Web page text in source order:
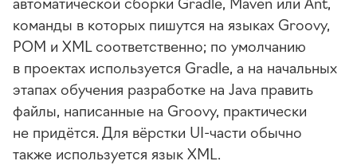
команды в которых пишутся на языках Groovy,
POM и XML соответственно; по умолчанию
в проектах используется Gradle, а на начальных
этапах обучения разработке на Java править
файлы, написанные на Groovy, практически
не придётся. Для вёрстки UI-части обычно
также используется язык XML.